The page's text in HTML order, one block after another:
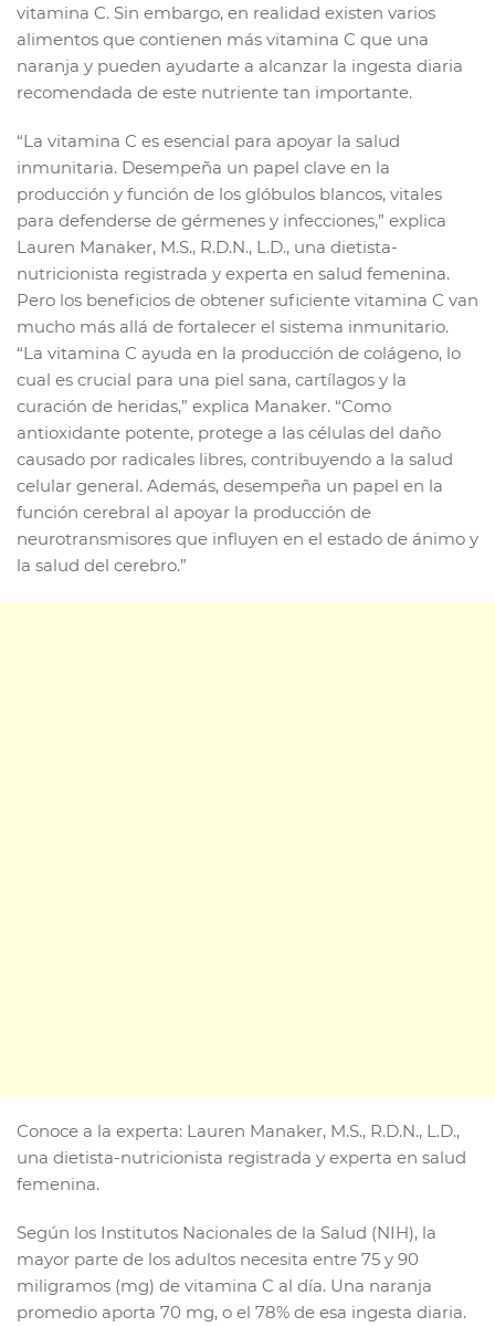
vitamina C. Sin embargo, en realidad existen varios
alimentos que contienen más vitamina C que una
naranja y pueden ayudarte a alcanzar la ingesta diaria
recomendada de este nutriente tan importante.
“La vitamina C es esencial para apoyar la salud
inmunitaria. Desempeña un papel clave en la
producción y función de los glóbulos blancos, vitales
para defenderse de gérmenes y infecciones,” explica
Lauren Manaker, M.S., R.D.N., L.D., una dietista-
nutricionista registrada y experta en salud femenina.
Pero los beneficios de obtener suficiente vitamina C van
mucho más allá de fortalecer el sistema inmunitario.
“La vitamina C ayuda en la producción de colágeno, lo
cual es crucial para una piel sana, cartílagos y la
curación de heridas,” explica Manaker. “Como
antioxidante potente, protege a las células del daño
causado por radicales libres, contribuyendo a la salud
celular general. Además, desempeña un papel en la
función cerebral al apoyar la producción de
neurotransmisores que influyen en el estado de ánimo y
la salud del cerebro.”
Conoce a la experta: Lauren Manaker, M.S., R.D.N., L.D.,
una dietista-nutricionista registrada y experta en salud
femenina.
Según los Institutos Nacionales de la Salud (NIH), la
mayor parte de los adultos necesita entre 75 y 90
miligramos (mg) de vitamina C al día. Una naranja
promedio aporta 70 mg, o el 78% de esa ingesta diaria.